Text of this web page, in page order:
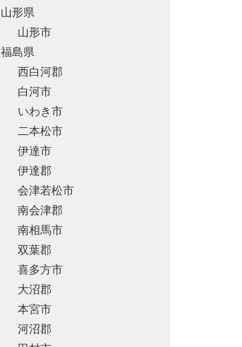
山形県
山形市
福島県
西白河郡
白河市
いわき市
二本松市
伊達市
伊達郡
会津若松市
南会津郡
南相馬市
双葉郡
喜多方市
大沼郡
本宮市
河沼郡